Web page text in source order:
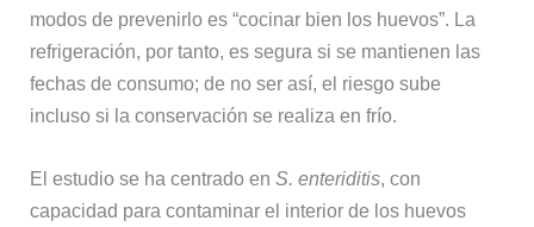
modos de prevenirlo es “cocinar bien los huevos”. La
refrigeración, por tanto, es segura si se mantienen las
fechas de consumo; de no ser así, el riesgo sube
incluso si la conservación se realiza en frío.
El estudio se ha centrado enS. enteriditis, con
capacidad para contaminar el interior de los huevos